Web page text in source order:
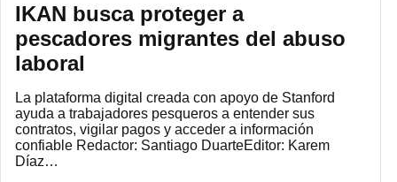
IKAN busca proteger a
pescadores migrantes del abuso
laboral
La plataforma digital creada con apoyo de Stanford
ayuda a trabajadores pesqueros a entender sus
contratos, vigilar pagos y acceder a información
confiable Redactor: Santiago DuarteEditor: Karem
Díaz…